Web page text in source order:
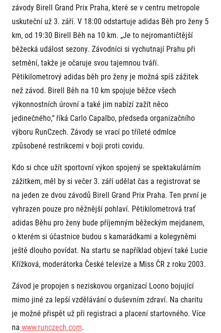
Mobilní aplikace RunCzech
Stáhněte si mobilní aplikaci RunCzech.
EuroHeroes Challenge 2019
Systém bodování
Pro závodníky
Pravidla a všeobecné informace
Vše k pojištění
Přeregistrace na jiného závodníka
Pověření k vyzvednutí čísla
Reklamace výsledků
Vaše Fotografie
Inspirace
RunCzech Story
AIMS Race Calendar
Komunity
Prvoběžci
RunCzech Kings & Queens
RunCzech Stars
Český maratonský klub
RunCzech Pacers
Running Doctors
Středoškoláci
Charita
Seznam neziskových organizací
Běžím pro stromy
Užitečné
O nás
Kontakt
Náš tým
Naši partneři
Historie
Pro veřejnost
FAQ (Často kladené dotazy)
Dobrovolníci
Dárkové poukazy
Šablony k dárkovému poukazu ke stažení
Aktuality
Akreditace a vše k závodům
Tiskové zprávy
Poznámky pro editory
Magazíny
Kariéra
All Runners Are Beautiful
RunCzech Racing
Ekofilozofie
Running Mall
Vítejte v Running Mall
Kalendář
Individuální trénink
Skupinové tréninky
Masáže
závody Birell Grand Prix Praha, které se v centru metropole
uskuteční už 3. září. V 18:00 odstartuje adidas Běh pro ženy 5
km, od 19:30 Birell Běh na 10 km. „Je to nejromantičtější
běžecká událost sezony. Závodníci si vychutnají Prahu při
setmění, takže je očaruje svou tajemnou tváří.
Pětikilometrový adidas běh pro ženy je možná spíš zážitek
než závod. Birell Běh na 10 km spojuje běžce všech
výkonnostních úrovní a také jim nabízí zažít něco
jedinečného,“ říká Carlo Capalbo, předseda organizačního
výboru RunCzech. Závody se vrací po tříleté odmlce
způsobené restrikcemi v boji proti covidu.
Kdo si chce užít sportovní výkon spojený se spektakulárním
zážitkem, měl by si večer 3. září udělat čas a registrovat se
na jeden ze dvou závodů Birell Grand Prix Praha. Ten první je
vyhrazen pouze pro něžnější pohlaví. Pětikilometrová trať
adidas Běhu pro ženy bude příjemným běžeckým mejdanem,
o kterém si účastnice budou s kamarádkami a kolegyněmi
ještě dlouho povídat. Na startu se například objeví také Lucie
Křížková, moderátorka České televize a Miss ČR z roku 2003.
Závod je propojen s neziskovou organizací Loono bojující
mimo jiné za lepší vzdělávání o duševním zdraví. Na charitu
je možné přispět už při registraci a placení startovného. Více
na www.runczech.com.